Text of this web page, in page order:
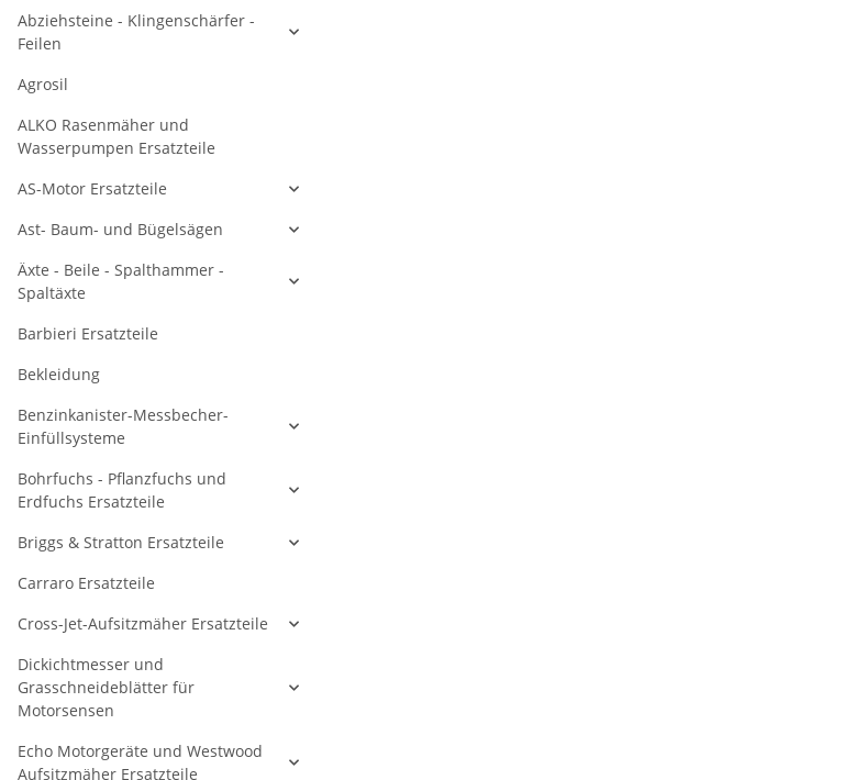
Abziehsteine - Klingenschärfer -
Feilen
Agrosil
ALKO Rasenmäher und
Wasserpumpen Ersatzteile
AS-Motor Ersatzteile
Ast- Baum- und Bügelsägen
Äxte - Beile - Spalthammer -
Spaltäxte
Barbieri Ersatzteile
Bekleidung
Benzinkanister-Messbecher-
Einfüllsysteme
Bohrfuchs - Pflanzfuchs und
Erdfuchs Ersatzteile
Briggs & Stratton Ersatzteile
Carraro Ersatzteile
Cross-Jet-Aufsitzmäher Ersatzteile
Dickichtmesser und
Grasschneideblätter für
Motorsensen
Echo Motorgeräte und Westwood
Aufsitzmäher Ersatzteile